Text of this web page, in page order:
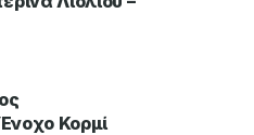
Κορμί